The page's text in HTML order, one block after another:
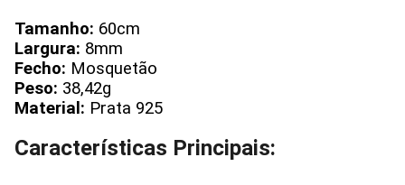
Tamanho: 60cm
Largura: 8mm
Fecho: Mosquetão
Peso: 38,42g
Material: Prata 925
Características Principais: